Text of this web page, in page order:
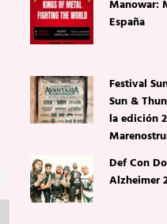
Manowar:
España
Festival
Sun &
la edición
Def Con
Alzheimer